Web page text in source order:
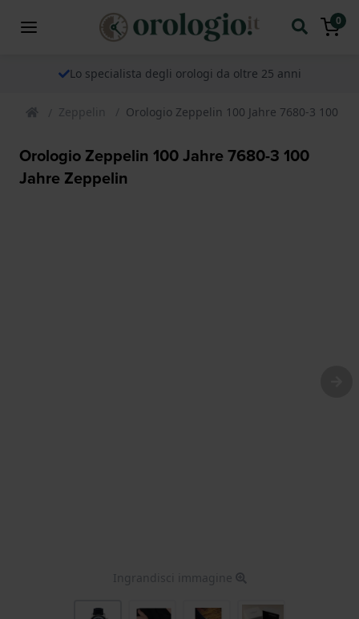
0
Lo specialista degli orologi da oltre 25 anni
Zeppelin Orologio Zeppelin 100 Jahre 7680-3 100
Orologio Zeppelin 100 Jahre 7680-3 100
Jahre Zeppelin
Ingrandisci immagine